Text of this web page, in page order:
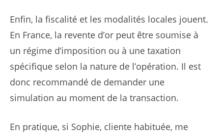
Enfin, la fiscalité et les modalités locales jouent.
En France, la revente d’or peut être soumise à
un régime d’imposition ou à une taxation
spécifique selon la nature de l’opération. Il est
donc recommandé de demander une
simulation au moment de la transaction.
En pratique, si Sophie, cliente habituée, me